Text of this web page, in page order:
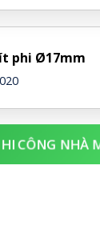
phi Ø17mm
CÔNG NHÀ